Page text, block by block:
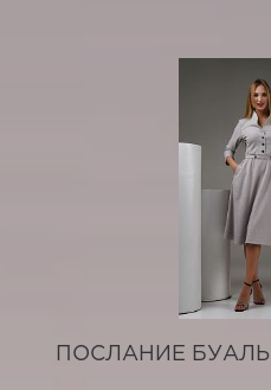
ПОСЛАНИЕ БУАЛЬ